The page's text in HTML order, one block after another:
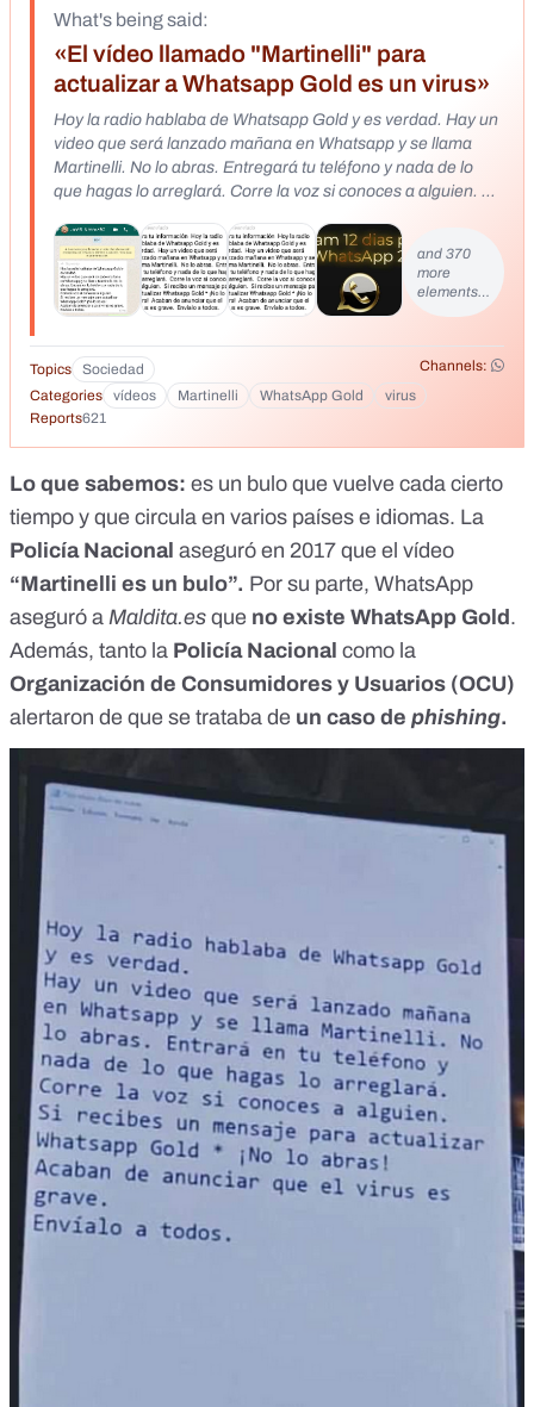
What's being said:
«El vídeo llamado "Martinelli" para
actualizar a Whatsapp Gold es un virus»
Hoy la radio hablaba de Whatsapp Gold y es verdad. Hay un
video que será lanzado mañana en Whatsapp y se llama
Martinelli. No lo abras. Entregará tu teléfono y nada de lo
que hagas lo arreglará. Corre la voz si conoces a alguien. Si
abras! Acaban de anunciar que el virus es grave. Envíalo a
todos
and 370
more
elements…
Topics Sociedad
Channels:
Categories
vídeos Martinelli WhatsApp Gold
virus
Reports621
Lo que sabemos: es un bulo que vuelve cada cierto
tiempo y que circula en varios países e idiomas. La
Policía Nacional aseguró en 2017 que el vídeo
“Martinelli es un bulo”. Por su parte, WhatsApp
aseguró a Maldita.es que no existe WhatsApp Gold .
Además, tanto la Policía Nacional como la
Organización de Consumidores y Usuarios (OCU)
alertaron de que se trataba de un caso de phishing.